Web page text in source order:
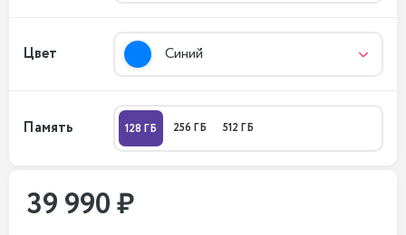
Цвет Синий
Память 128 ГБ 256 ГБ 512 ГБ
39 990 ₽